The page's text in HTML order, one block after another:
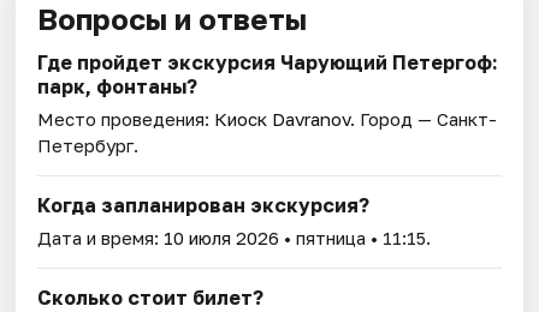
Вопросы и ответы
Где пройдет экскурсия Чарующий Петергоф:
парк, фонтаны?
Место проведения: Киоск Davranov. Город — Санкт-
Петербург.
Когда запланирован экскурсия?
Дата и время: 10 июля 2026 • пятница • 11:15.
Сколько стоит билет?